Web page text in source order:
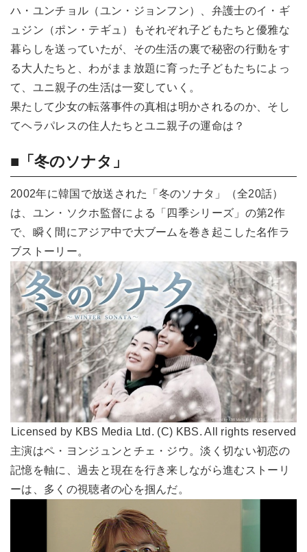
ハ・ユンチョル（ユン・ジョンフン）、弁護士のイ・ギ
ュジン（ポン・テギュ）もそれぞれ子どもたちと優雅な
暮らしを送っていたが、その生活の裏で秘密の行動をす
る大人たちと、わがまま放題に育った子どもたちによっ
て、ユニ親子の生活は一変していく。
果たして少女の転落事件の真相は明かされるのか、そし
てヘラパレスの住人たちとユニ親子の運命は？
■「冬のソナタ」
2002年に韓国で放送された「冬のソナタ」（全20話）
は、ユン・ソクホ監督による「四季シリーズ」の第2作
で、瞬く間にアジア中で大ブームを巻き起こした名作ラ
ブストーリー。
Licensed by KBS Media Ltd. (C) KBS. All rights reserved
主演はペ・ヨンジュンとチェ・ジウ。淡く切ない初恋の
記憶を軸に、過去と現在を行き来しながら進むストーリ
ーは、多くの視聴者の心を掴んだ。